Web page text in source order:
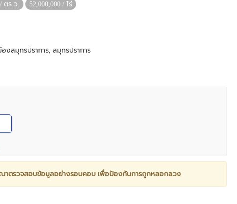
ตร.ว. 52,000,000 / ไร่
งสมุทรปราการ, สมุทรปราการ
าตรวจสอบข้อมูลอย่างรอบคอบ เพื่อป้องกันการถูกหลอกลวง